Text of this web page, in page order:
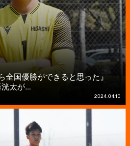
全国優勝ができると思った』
太が...
2024.04.10